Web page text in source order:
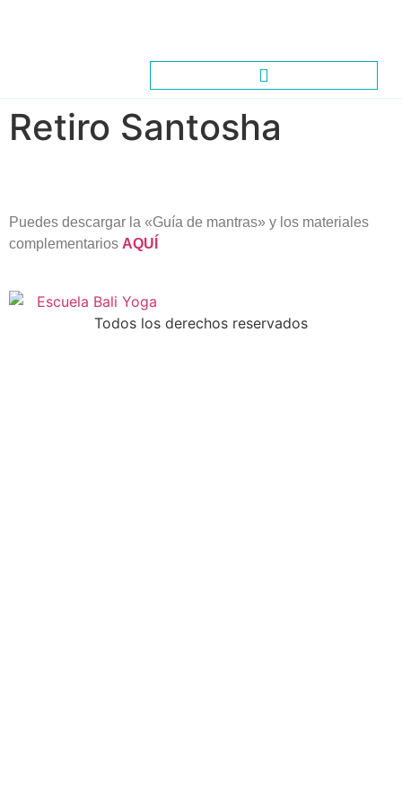
Retiro Santosha
Puedes descargar la «Guía de mantras» y los materiales
complementarios AQUÍ
Todos los derechos reservados